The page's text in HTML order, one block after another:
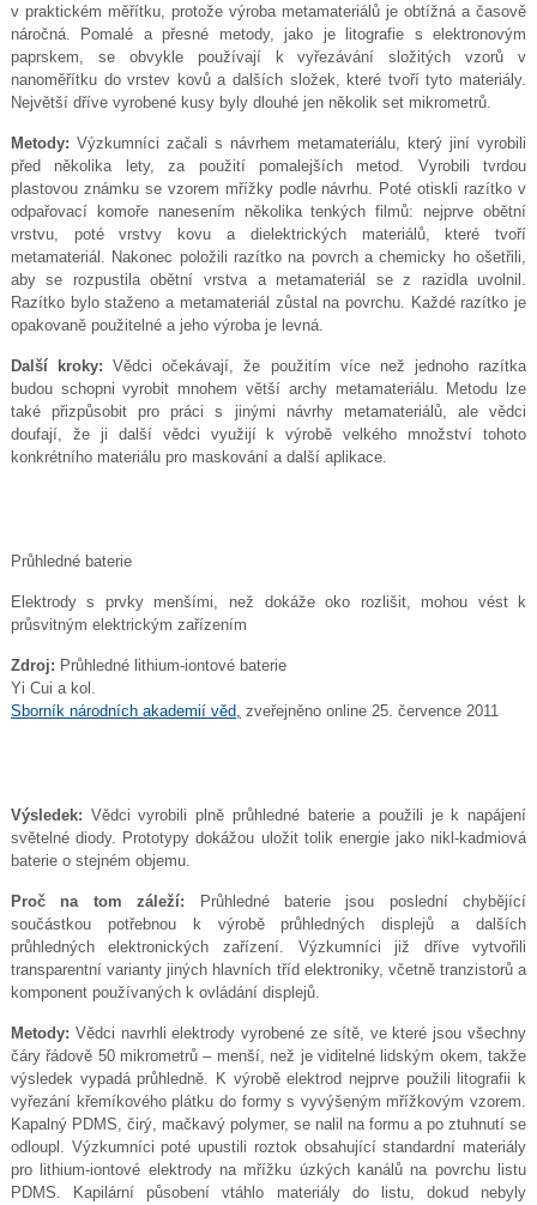
v praktickém měřítku, protože výroba metamateriálů je obtížná a časově
náročná. Pomalé a přesné metody, jako je litografie s elektronovým
paprskem, se obvykle používají k vyřezávání složitých vzorů v
nanoměřítku do vrstev kovů a dalších složek, které tvoří tyto materiály.
Největší dříve vyrobené kusy byly dlouhé jen několik set mikrometrů.
Metody: Výzkumníci začali s návrhem metamateriálu, který jiní vyrobili
před několika lety, za použití pomalejších metod. Vyrobili tvrdou
plastovou známku se vzorem mřížky podle návrhu. Poté otiskli razítko v
odpařovací komoře nanesením několika tenkých filmů: nejprve obětní
vrstvu, poté vrstvy kovu a dielektrických materiálů, které tvoří
metamateriál. Nakonec položili razítko na povrch a chemicky ho ošetřili,
aby se rozpustila obětní vrstva a metamateriál se z razidla uvolnil.
Razítko bylo staženo a metamateriál zůstal na povrchu. Každé razítko je
opakovaně použitelné a jeho výroba je levná.
Další kroky: Vědci očekávají, že použitím více než jednoho razítka
budou schopni vyrobit mnohem větší archy metamateriálu. Metodu lze
také přizpůsobit pro práci s jinými návrhy metamateriálů, ale vědci
doufají, že ji další vědci využijí k výrobě velkého množství tohoto
konkrétního materiálu pro maskování a další aplikace.
Průhledné baterie
Elektrody s prvky menšími, než dokáže oko rozlišit, mohou vést k
průsvitným elektrickým zařízením
Zdroj: Průhledné lithium-iontové baterie
Yi Cui a kol.
Sborník národních akademií věd, zveřejněno online 25. července 2011
Výsledek: Vědci vyrobili plně průhledné baterie a použili je k napájení
světelné diody. Prototypy dokážou uložit tolik energie jako nikl-kadmiová
baterie o stejném objemu.
Proč na tom záleží: Průhledné baterie jsou poslední chybějící
součástkou potřebnou k výrobě průhledných displejů a dalších
průhledných elektronických zařízení. Výzkumníci již dříve vytvořili
transparentní varianty jiných hlavních tříd elektroniky, včetně tranzistorů a
komponent používaných k ovládání displejů.
Metody: Vědci navrhli elektrody vyrobené ze sítě, ve které jsou všechny
čáry řádově 50 mikrometrů – menší, než je viditelné lidským okem, takže
výsledek vypadá průhledně. K výrobě elektrod nejprve použili litografii k
vyřezání křemíkového plátku do formy s vyvýšeným mřížkovým vzorem.
Kapalný PDMS, čirý, mačkavý polymer, se nalil na formu a po ztuhnutí se
odloupl. Výzkumníci poté upustili roztok obsahující standardní materiály
pro lithium-iontové elektrody na mřížku úzkých kanálů na povrchu listu
PDMS. Kapilární působení vtáhlo materiály do listu, dokud nebyly